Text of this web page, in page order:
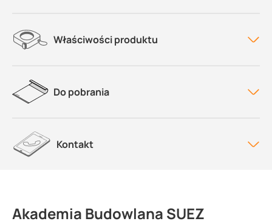
Właściwości produktu
Do pobrania
Kontakt
Akademia Budowlana SUEZ